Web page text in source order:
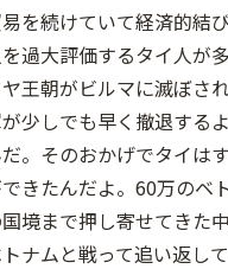
を続けていて経済的結
過大評価するタイ人が
王朝がビルマに滅ぼさ
少しでも早く撤退する
。そのおかげでタイは
きたんだよ。60万のベ
境まで押し寄せてきた
ナムと戦って追い返し